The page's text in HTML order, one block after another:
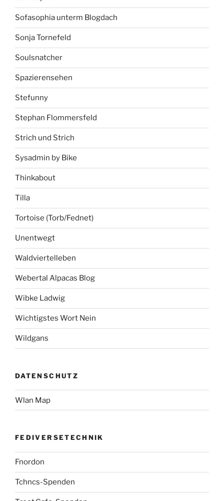
Sofasophia unterm Blogdach
Sonja Tornefeld
Soulsnatcher
Spazierensehen
Stefunny
Stephan Flommersfeld
Strich und Strich
Sysadmin by Bike
Thinkabout
Tilla
Tortoise (Torb/Fednet)
Unentwegt
Waldviertelleben
Webertal Alpacas Blog
Wibke Ladwig
Wichtigstes Wort Nein
Wildgans
DATENSCHUTZ
Wlan Map
FEDIVERSETECHNIK
Fnordon
Tchncs-Spenden